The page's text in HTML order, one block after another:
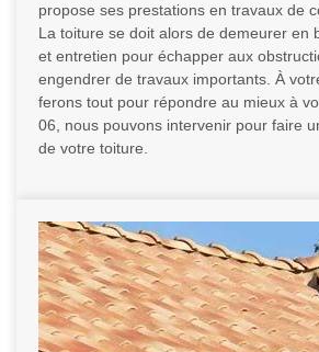
propose ses prestations en travaux de
La toiture se doit alors de demeurer en
et entretien pour échapper aux
engendrer de travaux importants. À
ferons tout pour répondre au mieux à
06, nous pouvons intervenir pour faire
de votre toiture.